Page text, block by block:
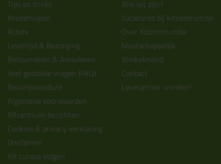
Tips en tricks
Keuzehulpen
Acties
Levertijd & Bezorging
Retourneren & Annuleren
Veel gestelde vragen (FAQ)
Bestelprocedure
Algemene voorwaarden
Kitcentrum berichten
Cookies & privacy verklaring
Disclaimer
Kit cursus volgen
Wie wij zijn?
Vacatures bij kitcentrum.be
Over Kitcentrum.be
Maatschappelijk
Winkelmand
Contact
Leverancier worden?